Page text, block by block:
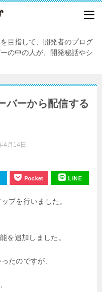
目指して、開発者のプログ
の中の人が、開発秘話やシ
バーから配信する
4月14日
Pocket LINE
プを行いました。
を追加しました。
たのですが、